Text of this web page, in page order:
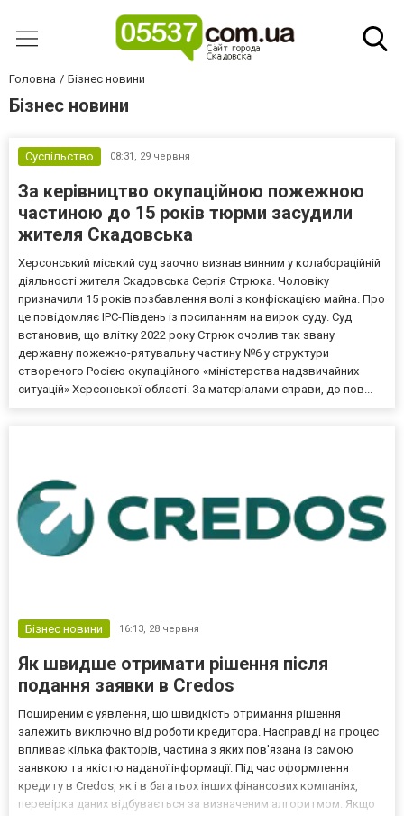
Головна Бізнес новини
Бізнес новини
Суспільство 08:31, 29 червня
За керівництво окупаційною пожежною
частиною до 15 років тюрми засудили
жителя Скадовська
Херсонський міський суд заочно визнав винним у колабораційній
діяльності жителя Скадовська Сергія Стрюка. Чоловіку
призначили 15 років позбавлення волі з конфіскацією майна. Про
це повідомляє ІРС-Південь із посиланням на вирок суду. Суд
встановив, що влітку 2022 року Стрюк очолив так звану
державну пожежно-рятувальну частину №6 у структури
створеного Росією окупаційного «міністерства надзвичайних
ситуацій» Херсонської області. За матеріалами справи, до пов...
Бізнес новини 16:13, 28 червня
Як швидше отримати рішення після
подання заявки в Credos
Поширеним є уявлення, що швидкість отримання рішення
залежить виключно від роботи кредитора. Насправді на процес
впливає кілька факторів, частина з яких пов'язана із самою
заявкою та якістю наданої інформації. Під час оформлення
кредиту в Credos, як і в багатьох інших фінансових компаніях,
перевірка даних відбувається за визначеним алгоритмом. Якщо